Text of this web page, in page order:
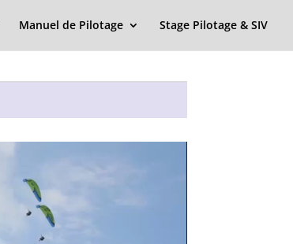
Manuel de Pilotage Stage Pilotage & SIV